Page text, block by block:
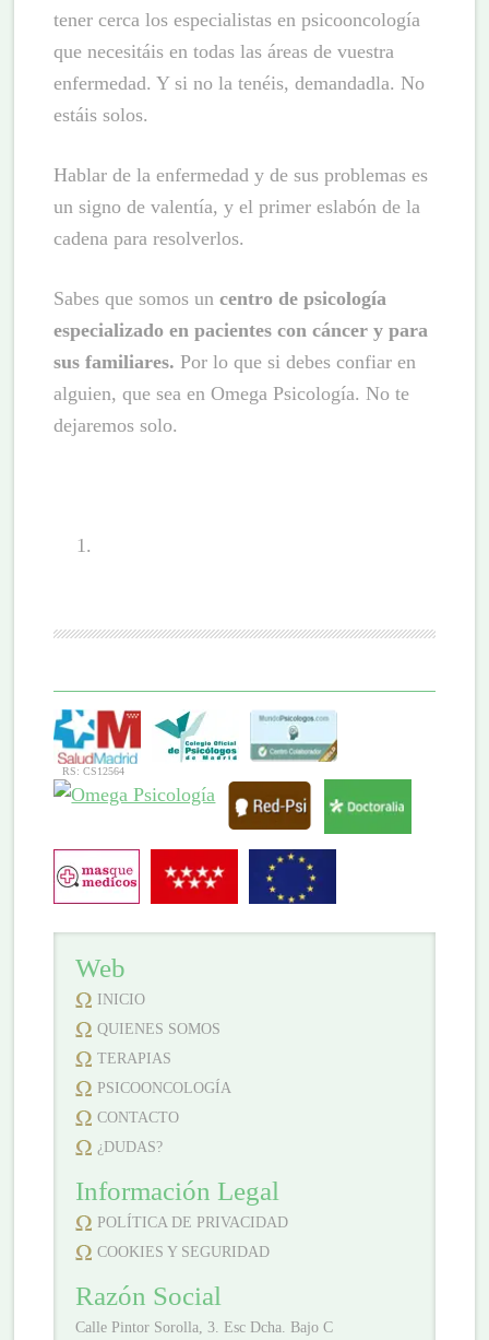
tener cerca los especialistas en psicooncología
que necesitáis en todas las áreas de vuestra
enfermedad. Y si no la tenéis, demandadla. No
estáis solos.
Hablar de la enfermedad y de sus problemas es
un signo de valentía, y el primer eslabón de la
cadena para resolverlos.
Sabes que somos uncentro de psicología
especializado en pacientes con cáncer y para
sus familiares.Por lo que si debes confiar en
alguien, que sea en Omega Psicología. No te
dejaremos solo.
RS: CS12564
Web
INICIO
QUIENES SOMOS
TERAPIAS
PSICOONCOLOGÍA
CONTACTO
¿DUDAS?
Información Legal
POLÍTICA DE PRIVACIDAD
COOKIES Y SEGURIDAD
Razón Social
Calle Pintor Sorolla, 3. Esc Dcha. Bajo C